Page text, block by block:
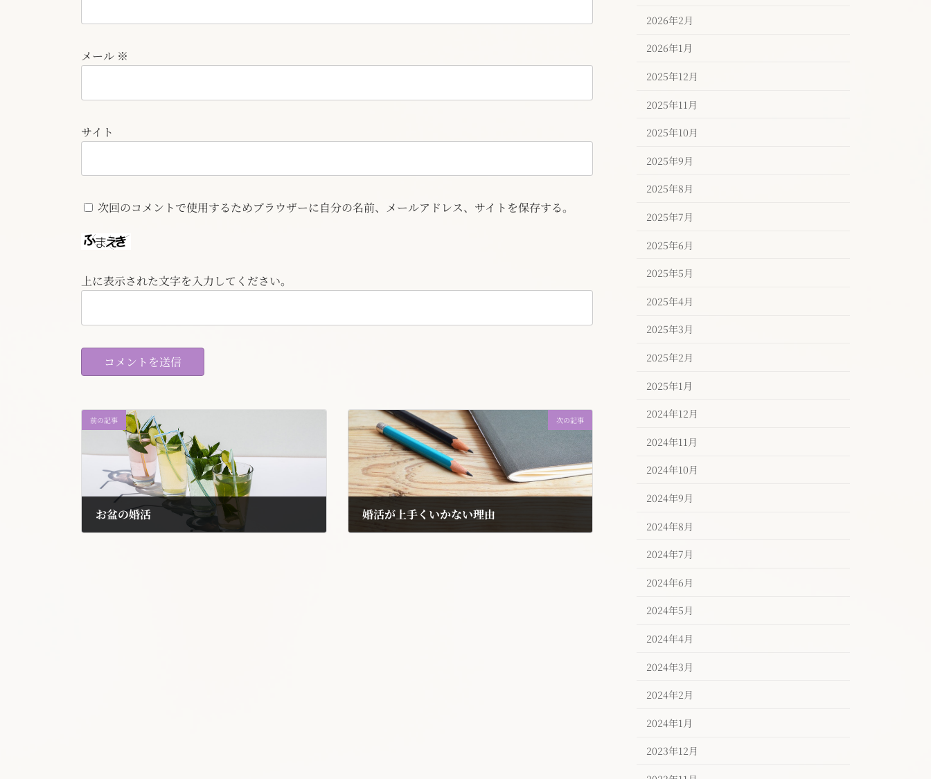
メール ※
サイト
次回のコメントで使用するためブラウザーに自分の名前、メールアドレス、サイトを保存する。
上に表示された文字を入力してください。
前の記事
お盆の婚活
次の記事
婚活が上手くいかない理由
2026年2月
2026年1月
2025年12月
2025年11月
2025年10月
2025年9月
2025年8月
2025年7月
2025年6月
2025年5月
2025年4月
2025年3月
2025年2月
2025年1月
2024年12月
2024年11月
2024年10月
2024年9月
2024年8月
2024年7月
2024年6月
2024年5月
2024年4月
2024年3月
2024年2月
2024年1月
2023年12月